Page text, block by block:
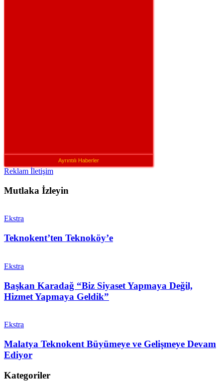
Ayrıntılı Haberler
Reklam İletişim
Mutlaka İzleyin
Ekstra
Teknokent’ten Teknoköy’e
Ekstra
Başkan Karadağ “Biz Siyaset Yapmaya Değil,
Hizmet Yapmaya Geldik”
Ekstra
Malatya Teknokent Büyümeye ve Gelişmeye Devam
Ediyor
Kategoriler